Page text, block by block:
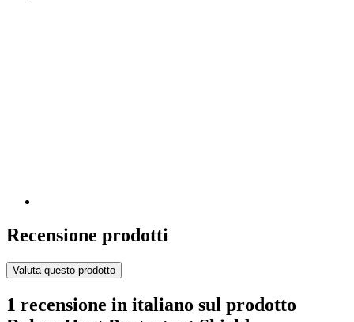
Recensione prodotti
Valuta questo prodotto
1 recensione in italiano sul prodotto